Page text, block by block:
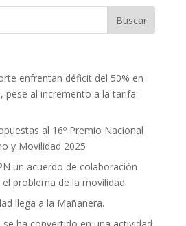
enfrentan déficit del 50% en
pese al incremento a la tarifa:
al 16º Premio Nacional
y Movilidad 2025
un acuerdo de colaboración
problema de la movilidad
llega a la Mañanera.